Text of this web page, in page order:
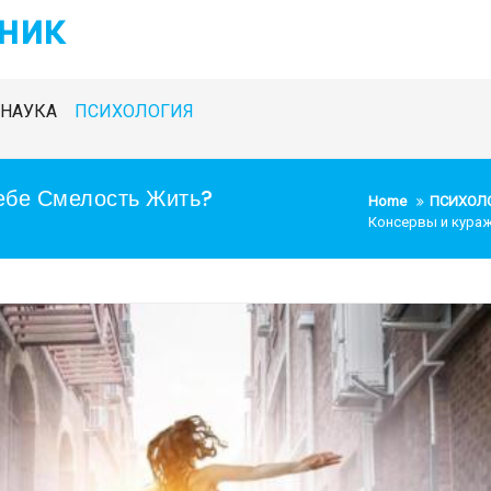
НАУКА ПСИХОЛОГИЯ
Смелость Жить? Home
Консервы и